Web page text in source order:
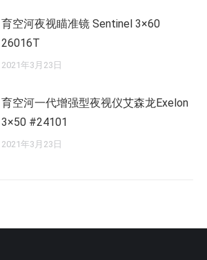
育空河夜视瞄准镜 Sentinel 3×60
26016T
2021年3月23日
育空河一代增强型夜视仪艾森龙Exelon
3×50 #24101
2021年3月23日